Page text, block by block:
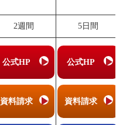
2週間 5日間
公式HP
資料請求
公式HP
資料請求